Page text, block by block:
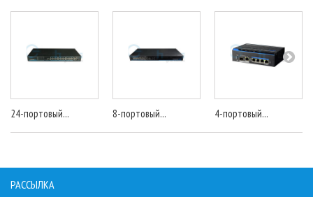
24-портовый... 8-портовый... 4-портовый...
РАССЫЛКА